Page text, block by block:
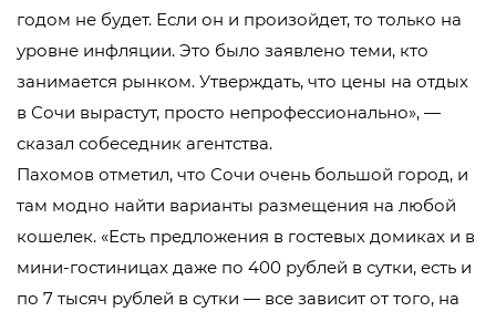
годом не будет. Если он и произойдет, то только на
уровне инфляции. Это было заявлено теми, кто
занимается рынком. Утверждать, что цены на отдых
в Сочи вырастут, просто непрофессионально», —
сказал собеседник агентства.
Пахомов отметил, что Сочи очень большой город, и
там модно найти варианты размещения на любой
кошелек. «Есть предложения в гостевых домиках и в
мини-гостиницах даже по 400 рублей в сутки, есть и
по 7 тысяч рублей в сутки — все зависит от того, на